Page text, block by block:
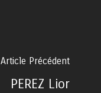
Article Précédent
PEREZ Lior